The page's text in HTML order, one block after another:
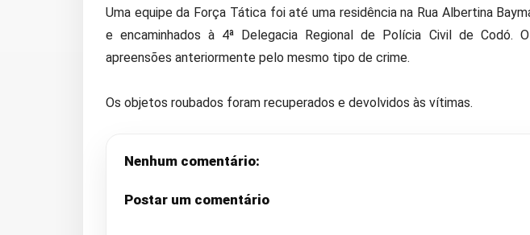
Uma equipe da Força Tática foi até uma residência na Rua Albertina
e encaminhados à 4ª Delegacia Regional de Polícia Civil de Codó.
apreensões anteriormente pelo mesmo tipo de crime.
Os objetos roubados foram recuperados e devolvidos às vítimas.
Nenhum comentário:
Postar um comentário